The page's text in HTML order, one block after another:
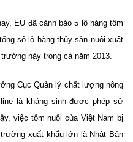
EU đã cảnh báo 5 lô hàng tôm
số lô hàng thủy sản nuôi xuất
này trong cả năm 2013.
Cục Quản lý chất lượng nông
là kháng sinh được phép sử
việc tôm nuôi của Việt Nam bị
xuất khẩu lớn là Nhật Bản